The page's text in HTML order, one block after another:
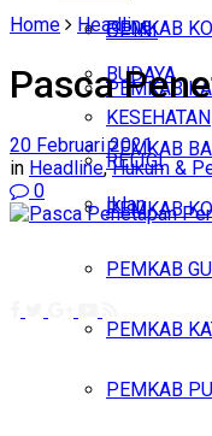
OPINI
BUDAYA
KESEHATAN
RELIGI
Iklan
Sabtu, Agustus 8, 2026
PEMKAB
PEMKAB
PEMKAB
PEMKAB
PEMKAB
PEMKAB
PEMKAB
Home Headline
Pasca
20 Februari 2021
in Headline,Hukum &
0